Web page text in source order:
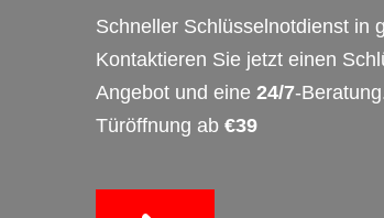
Schneller Schlüsselnotdienst in
Kontaktieren Sie jetzt einen
Angebot und eine 24/7-
Türöffnung ab €39